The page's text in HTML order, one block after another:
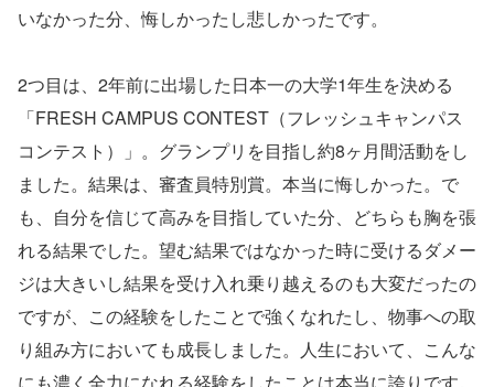
いなかった分、悔しかったし悲しかったです。
2つ目は、2年前に出場した日本一の大学1年生を決める
「FRESH CAMPUS CONTEST（フレッシュキャンパス
コンテスト）」。グランプリを目指し約8ヶ月間活動をし
ました。結果は、審査員特別賞。本当に悔しかった。で
も、自分を信じて高みを目指していた分、どちらも胸を張
れる結果でした。望む結果ではなかった時に受けるダメー
ジは大きいし結果を受け入れ乗り越えるのも大変だったの
ですが、この経験をしたことで強くなれたし、物事への取
り組み方においても成長しました。人生において、こんな